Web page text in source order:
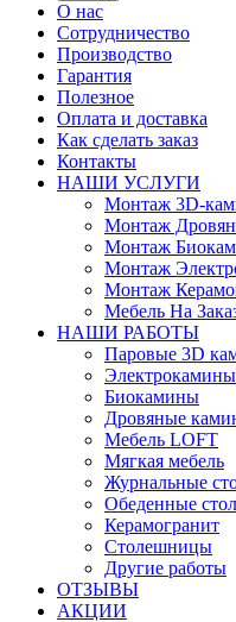
О нас
Сотрудничество
Производство
Гарантия
Полезное
Оплата и доставка
Как сделать заказ
Контакты
НАШИ УСЛУГИ
Монтаж 3D-
Монтаж
Монтаж
Монтаж
Монтаж
Мебель На
НАШИ РАБОТЫ
Паровые 3D
Электрокамины
Биокамины
Дровяные
Мебель LOFT
Мягкая мебель
Журнальные
Обеденные
Керамогранит
Столешницы
Другие работы
ОТЗЫВЫ
АКЦИИ